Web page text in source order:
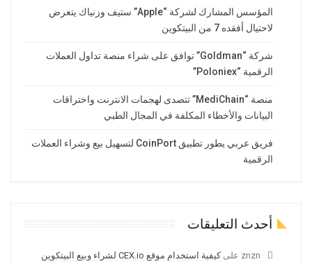
المؤسس المشارك لشركة “Apple” ستيف وزنياك يتعرض
لاحتيال أفقده 7 من البيتكوين
شركة “Goldman” توافق على شراء منصة تداول العملات
الرقمية “Poloniex”
منصة “MediChain” تتصدى لهجمات الانترنت واختراقات
البيانات والأخطاء المكلفة في المجال الطبي
فريق عربي يطور تطبيق CoinPort لتسهيل بيع وشراء العملات
الرقمية
أحدث التعليقات
znzn على
كيفية استخدام موقع CEX.io لشراء وبيع البيتكوين